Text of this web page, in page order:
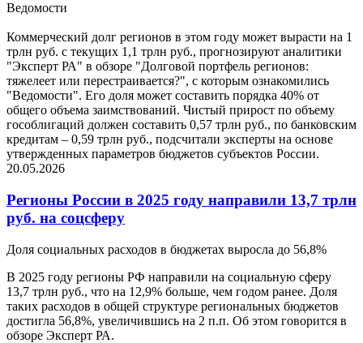
Ведомости
Коммерческий долг регионов в этом году может вырасти на 1
трлн руб. с текущих 1,1 трлн руб., прогнозируют аналитики
"Эксперт РА" в обзоре "Долговой портфель регионов:
тяжелеет или перестраивается?", с которым ознакомились
"Ведомости". Его доля может составить порядка 40% от
общего объема заимствований. Чистый прирост по объему
гособлигаций должен составить 0,57 трлн руб., по банковским
кредитам – 0,59 трлн руб., подсчитали эксперты на основе
утвержденных параметров бюджетов субъектов России.
20.05.2026
Регионы России в 2025 году направили 13,7 трлн
руб. на соцсферу
Доля социальных расходов в бюджетах выросла до 56,8%
В 2025 году регионы РФ направили на социальную сферу
13,7 трлн руб., что на 12,9% больше, чем годом ранее. Доля
таких расходов в общей структуре региональных бюджетов
достигла 56,8%, увеличившись на 2 п.п. Об этом говорится в
обзоре Эксперт РА.